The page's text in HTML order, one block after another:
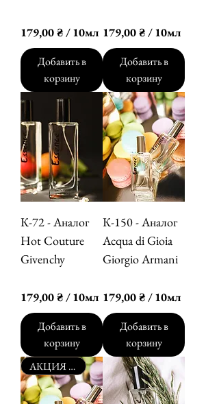
179,00 ₴/10мл
1
7
9
,
0
0
₴
з
а
1
0
М
и
л
л
л
и
т
ы
Добавить в
корзину
179,00 ₴/10мл
1
7
9
,
0
0
₴
з
а
0
М
и
л
л
л
и
т
ы
Добавить в
корзину
К-72 - Аналог
Hot Couture
Givenchy
179,00 ₴/10мл
1
7
9
,
0
0
Добавить в
корзину
К-150 - Аналог
Acqua di Gioia
Giorgio Armani
179,00 ₴/10мл
1
7
9
,
0
Добавить в
корзину
АКЦИЯ -50%